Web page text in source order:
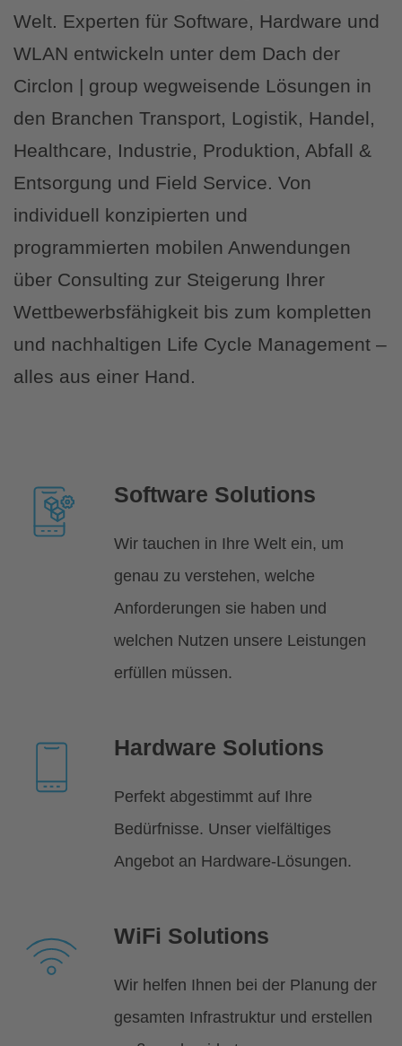
Welt. Experten für Software, Hardware und
WLAN entwickeln unter dem Dach der
Circlon | group wegweisende Lösungen in
den Branchen Transport, Logistik, Handel,
Healthcare, Industrie, Produktion, Abfall &
Entsorgung und Field Service. Von
individuell konzipierten und
programmierten mobilen Anwendungen
über Consulting zur Steigerung Ihrer
Wettbewerbsfähigkeit bis zum kompletten
und nachhaltigen Life Cycle Management –
alles aus einer Hand.
Software Solutions
Wir tauchen in Ihre Welt ein, um
genau zu verstehen, welche
Anforderungen sie haben und
welchen Nutzen unsere Leistungen
erfüllen müssen.
Hardware Solutions
Perfekt abgestimmt auf Ihre
Bedürfnisse. Unser vielfältiges
Angebot an Hardware-Lösungen.
WiFi Solutions
Wir helfen Ihnen bei der Planung der
gesamten Infrastruktur und erstellen